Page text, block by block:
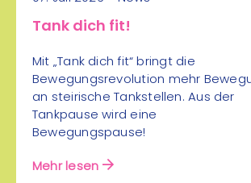
07
Aug
Veranstaltungshalle
Volleyball
Rückschlagsport
Tank dich fit!
Mit „Tank dich fit“ bringt die
Bewegungsrevolution mehr
an steirische Tankstellen. Aus der
Tankpause wird eine
Bewegungspause!
Mehr lesen